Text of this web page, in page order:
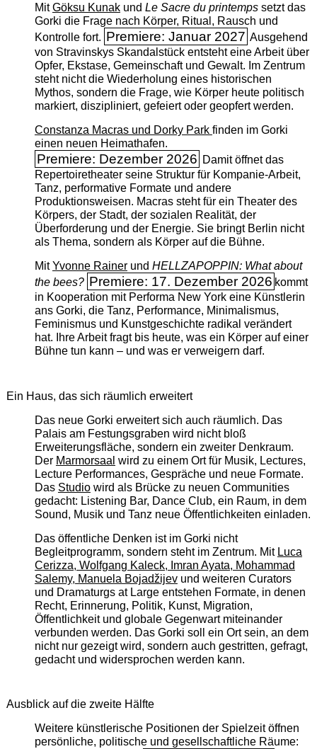
MitGöksu Kunakund Le Sacre du printempssetzt das
Gorki die Frage nach Körper, Ritual, Rausch und
Kontrolle fort. Premiere: Januar 2027 Ausgehend
von Stravinskys Skandalstück entsteht eine Arbeit über
Opfer, Ekstase, Gemeinschaft und Gewalt. Im Zentrum
steht nicht die Wiederholung eines historischen
Mythos, sondern die Frage, wie Körper heute politisch
markiert, diszipliniert, gefeiert oder geopfert werden.
Constanza Macras und Dorky Park finden im Gorki
einen neuen Heimathafen.
Premiere: Dezember 2026 Damit öffnet das
Repertoiretheater seine Struktur für Kompanie-Arbeit,
Tanz, performative Formate und andere
Produktionsweisen. Macras steht für ein Theater des
Körpers, der Stadt, der sozialen Realität, der
Überforderung und der Energie. Sie bringt Berlin nicht
als Thema, sondern als Körper auf die Bühne.
MitYvonne Rainerund HELLZAPOPPIN: What about
the bees? Premiere: 17. Dezember 2026 kommt
in Kooperation mit Performa New York eine Künstlerin
ans Gorki, die Tanz, Performance, Minimalismus,
Feminismus und Kunstgeschichte radikal verändert
hat. Ihre Arbeit fragt bis heute, was ein Körper auf einer
Bühne tun kann – und was er verweigern darf.
Ein Haus, das sich räumlich erweitert
Das neue Gorki erweitert sich auch räumlich. Das
Palais am Festungsgraben wird nicht bloß
Erweiterungsfläche, sondern ein zweiter Denkraum.
Der Marmorsaal wird zu einem Ort für Musik, Lectures,
Lecture Performances, Gespräche und neue Formate.
Das Studiowird als Brücke zu neuen Communities
gedacht: Listening Bar, Dance Club, ein Raum, in dem
Sound, Musik und Tanz neue Öffentlichkeiten einladen.
Das öffentliche Denken ist im Gorki nicht
Begleitprogramm, sondern steht im Zentrum. Mit Luca
Cerizza, Wolfgang Kaleck, Imran Ayata, Mohammad
Salemy, Manuela Bojadžijevund weiteren Curators
und Dramaturgs at Large entstehen Formate, in denen
Recht, Erinnerung, Politik, Kunst, Migration,
Öffentlichkeit und globale Gegenwart miteinander
verbunden werden. Das Gorki soll ein Ort sein, an dem
nicht nur gezeigt wird, sondern auch gestritten, gefragt,
gedacht und widersprochen werden kann.
Ausblick auf die zweite Hälfte
Weitere künstlerische Positionen der Spielzeit öffnen
persönliche, politische und gesellschaftliche Räume: